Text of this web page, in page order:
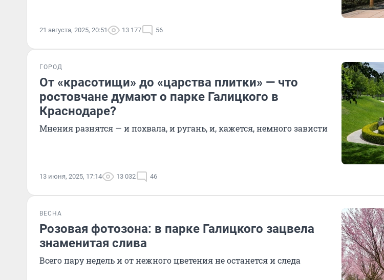
21 августа, 2025, 20:51 13 177 56
ГОРОД
От «красотищи» до «царства плитки» — что
ростовчане думают о парке Галицкого в
Краснодаре?
Мнения разнятся — и похвала, и ругань, и, кажется, немного зависти
13 июня, 2025, 17:14 13 032 46
ВЕСНА
Розовая фотозона: в парке Галицкого зацвела
знаменитая слива
Всего пару недель и от нежного цветения не останется и следа